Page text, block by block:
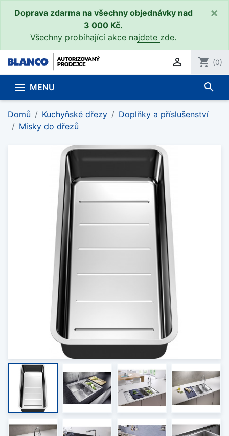
Doprava zdarma na všechny objednávky nad
3 000 Kč.
Všechny probíhající akce najdete zde.
×
 shopping_cart (0)
 MENU search
Domů Kuchyňské dřezy
Doplňky a příslušenství
Misky do dřezů